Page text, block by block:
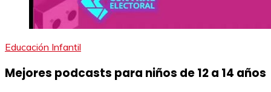
Educación Infantil
Mejores podcasts para niños de 12 a 14 años